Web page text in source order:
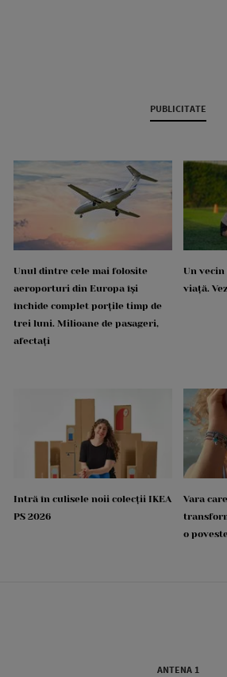
PUBLICITATE
Unul dintre cele mai folosite
aeroporturi din Europa își
închide complet porțile timp de
trei luni. Milioane de pasageri,
afectați
Un
viață.
Intră în culisele noii colecții IKEA
PS 2026
Vara
o
ANTENA 1